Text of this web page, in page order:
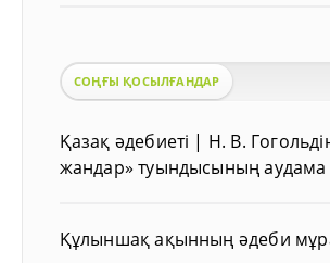
СОҢҒЫ ҚОСЫЛҒАНДАР
Қазақ әдебиеті | Н. В.
жандар» туындысының аудама
Құлыншақ ақынның әдеби